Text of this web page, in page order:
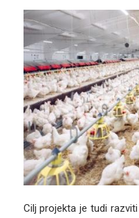
Cilj projekta je tudi